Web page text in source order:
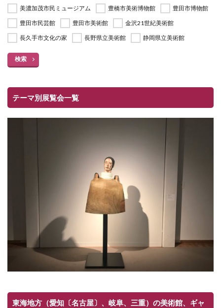
美濃加茂市民ミュージアム
豊橋市美術博物館
豊田市博物館
豊田市民芸館
豊田市美術館
金沢21世紀美術館
長久手市文化の家
長野県立美術館 静岡県立美術館
検索
テーマ別展覧会一覧
東海地方（愛知〔名古屋〕、岐阜、三重）の美術館、ギャ